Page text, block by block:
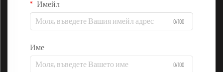
Имейл
0/100
Име
0/100